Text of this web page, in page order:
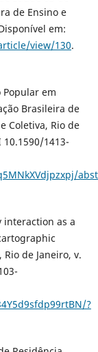
de Ensino e
em:
view/130.
Popular em
Brasileira de
Coletiva, Rio de
10.1590/1413-
interaction as a
de Janeiro, v.
?